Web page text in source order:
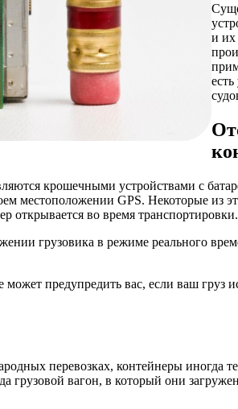
и их
крошечными устройствами с
местоположении GPS. Некоторые из
открывается во время транспортировки.
грузовика в режиме реального
предупредить вас, если ваш груз
перевозках, контейнеры иногда
вагон, в который они